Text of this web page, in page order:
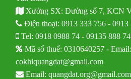
Xưởng SX: Đường số 7, KCN
Điện thoại:0913 333 756 -0913
Tel:0918 0988 74 -09135 888 74
Mã số thuế: 0310640257 - Email:
cokhiquangdat@gmail.com
Email:quangdat.org@gmail.com